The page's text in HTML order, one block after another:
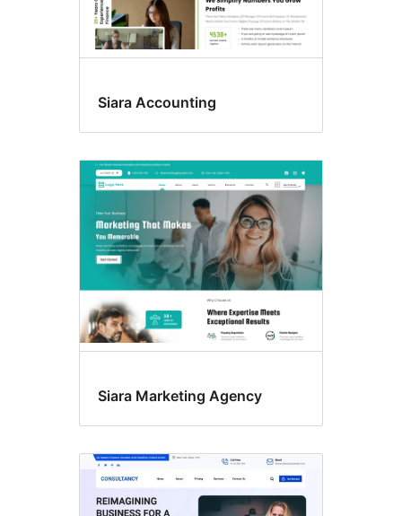
Siara Accounting
Siara Marketing Agency